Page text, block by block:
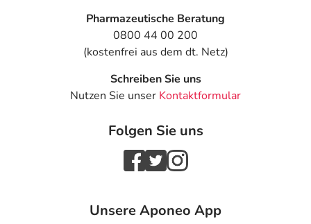
Pharmazeutische Beratung
0800 44 00 200
(kostenfrei aus dem dt. Netz)
Schreiben Sie uns
Nutzen Sie unser Kontaktformular
Folgen Sie uns
Unsere Aponeo App